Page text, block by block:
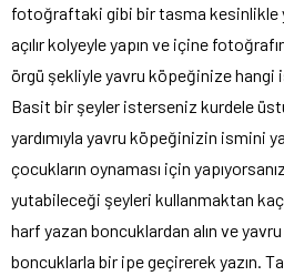
fotoğraftaki gibi bir tasma kesinlikle
açılır kolyeyle yapın ve içine
örgü şekliyle yavru köpeğinize hangi
Basit bir şeyler isterseniz kurdele
yardımıyla yavru köpeğinizin ismini
çocukların oynaması için
yutabileceği şeyleri kullanmaktan
harf yazan boncuklardan alın ve
boncuklarla bir ipe geçirerek yazın.